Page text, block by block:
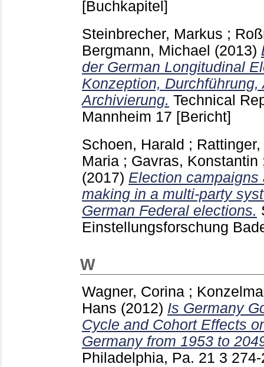
[Buchkapitel]
Steinbrecher, Markus ;
Bergmann, Michael (2013)
der German Longitudinal
Konzeption,
Archivierung. Technical
Mannheim 17 [Bericht]
Schoen, Harald ;
Maria ; Gavras, Konstantin
(2017) Election
making in a multi-party
German Federal elections.
Einstellungsforschung
W
Wagner, Corina ;
Hans (2012) Is Germany
Cycle and Cohort Effects
Germany from 1953 to
Philadelphia, Pa. 21 3